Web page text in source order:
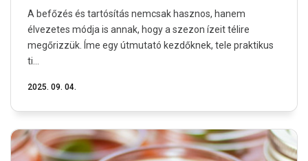
A befőzés és tartósítás nemcsak hasznos, hanem
élvezetes módja is annak, hogy a szezon ízeit télire
megőrizzük. Íme egy útmutató kezdőknek, tele praktikus
ti...
2025. 09. 04.